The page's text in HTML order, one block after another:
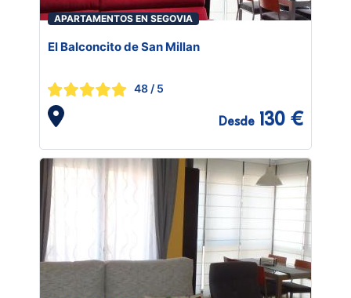
APARTAMENTOS EN SEGOVIA
El Balconcito de San Millan
48 / 5
Desde 130 €